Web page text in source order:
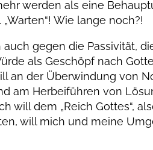
werden als eine
Wie lange noch?!
gegen die Passivität,
als Geschöpf nach
an der Überwindung von
am Herbeiführen von
will dem „Reich Gottes“,
will mich und meine